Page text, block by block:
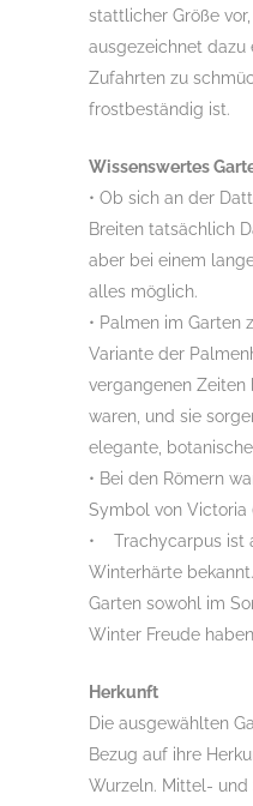
stattlicher Größe
ausgezeichnet dazu
Zufahrten zu
frostbeständig ist.
Wissenswertes
• Ob sich an der
Breiten tatsächlich
aber bei einem
alles möglich.
• Palmen im Garten
Variante der
vergangenen
waren, und sie
elegante,
• Bei den Römern
Symbol von Victoria
• Trachycarpus ist
Winterhärte
Garten sowohl im
Winter Freude
Herkunft
Die ausgewählten
Bezug auf ihre
Wurzeln. Mittel-